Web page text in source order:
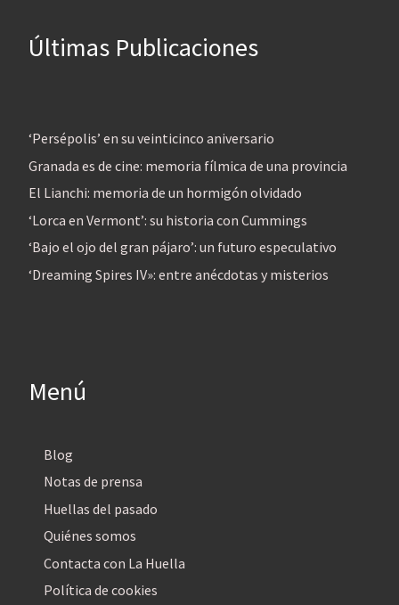
Últimas Publicaciones
‘Persépolis’ en su veinticinco aniversario
Granada es de cine: memoria fílmica de una provincia
El Lianchi: memoria de un hormigón olvidado
‘Lorca en Vermont’: su historia con Cummings
‘Bajo el ojo del gran pájaro’: un futuro especulativo
‘Dreaming Spires IV»: entre anécdotas y misterios
Menú
Blog
Notas de prensa
Huellas del pasado
Quiénes somos
Contacta con La Huella
Política de cookies